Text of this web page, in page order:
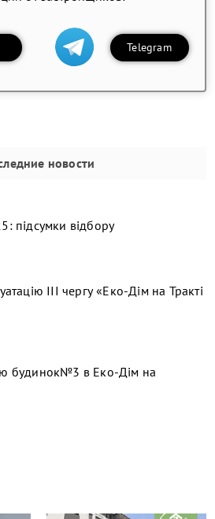
Telegram
новости
підсумки відбору
ІІІ чергу «Еко-Дім на Тракті
будинок№3 в Еко-Дім на